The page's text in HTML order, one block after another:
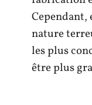
Cependant,
nature
les plus
être plus